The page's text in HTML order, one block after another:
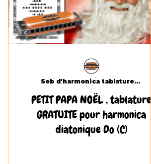
PETIT PAPA NOËL , tablature
GRATUITE pour harmonica
diatonique Do (C)
Seb d'harmonica tablatures.com